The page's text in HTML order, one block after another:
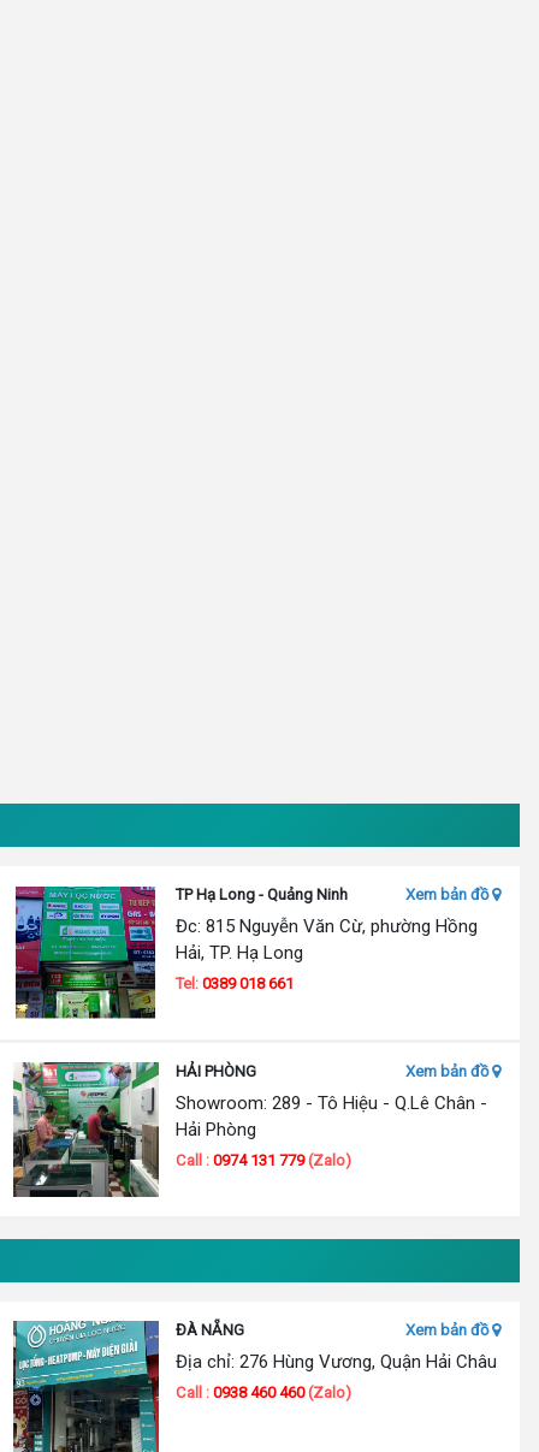
TP Hạ Long - Quảng Ninh Xem bản đồ
Đc: 815 Nguyễn Văn Cừ, phường Hồng
Hải, TP. Hạ Long
Tel:0389 018 661
HẢI PHÒNG Xem bản đồ
Showroom: 289 - Tô Hiệu - Q.Lê Chân -
Hải Phòng
Call :0974 131 779(Zalo)
ĐÀ NẴNG Xem bản đồ
Địa chỉ: 276 Hùng Vương, Quận Hải Châu
Call :0938 460 460(Zalo)